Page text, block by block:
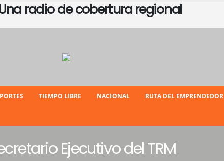
radio de cobertura regional
TIEMPO LIBRE NACIONAL RUTA DEL EMPRENDEDOR
Ejecutivo del TRM